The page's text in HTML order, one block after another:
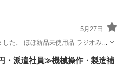
5月27日
ほぼ新品未使用品 ラジオみた
いな使い方でとても簡単でした。 🉐定価の半額以下
防災、セキュリティ 使い方
・派遣社員≫機械操作・製造補